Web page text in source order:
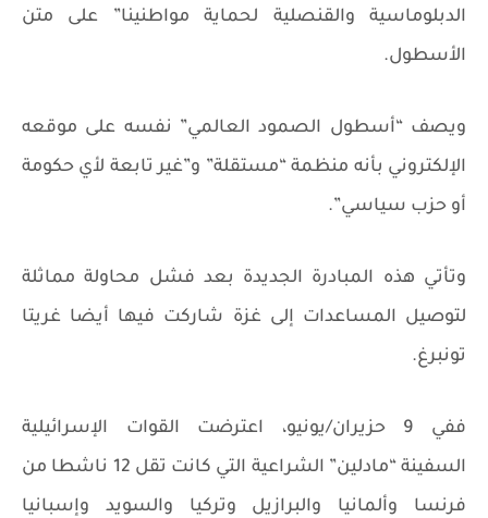
الدبلوماسية والقنصلية لحماية مواطنينا” على متن
الأسطول.
ويصف “أسطول الصمود العالمي” نفسه على موقعه
الإلكتروني بأنه منظمة “مستقلة” و”غير تابعة لأي حكومة
أو حزب سياسي”.
وتأتي هذه المبادرة الجديدة بعد فشل محاولة مماثلة
لتوصيل المساعدات إلى غزة شاركت فيها أيضا غريتا
تونبرغ.
ففي 9 حزيران/يونيو، اعترضت القوات الإسرائيلية
السفينة “مادلين” الشراعية التي كانت تقل 12 ناشطا من
فرنسا وألمانيا والبرازيل وتركيا والسويد وإسبانيا